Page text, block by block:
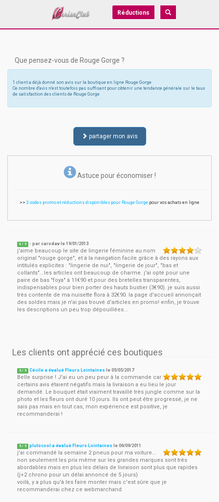
Réductions
Que pensez-vous de Rouge Gorge ?
1 client a déjà donné son avis sur la boutique en ligne Rouge Gorge
Ce nombre d'avis n'est toutefois pas suffisant pour obtenir une tendance générale sur le taux
de satisfaction des clients de Rouge Gorge
partager mon avis
Astuce pour économiser !
>> 3 codes promo et réductions disponibles pour Rouge Gorge pour vos achats en ligne
4 / 5 - parcarodav le19/01/2013
j'aime beaucoup le site de lingerie féminine au nom
original "rouge gorge", et à la navigation facile grâce à des rayons aux
intitulés explicites : "lingerie de nui", "lingerie de jour", "bas et
collants"...les articles ont beaucoup de charme. j'ai opté pour une
paire de bas "foya" à 11€90 et pour des bretelles transparentes,
indispensables pour bien porter des hauts bustier (3€90). je suis aussi
très contente de ma nuisette flora à 32€90. la page d'accueil annonçait
des soldes mais je n'ai pas trouvé d'articles en promo! enfin, je trouve
les descriptions un peu trop dépouillées...
Les clients ont apprécié ces boutiques
5 / 5 Cécile a évalué Fleurs Lointaines le05/05/2017
Belle surprise ! J'ai eu un peu peur à la commande car
certains avis étaient négatifs mais la livraison a eu lieu le jour
demandé. Le bouquet était vraiment travaillé très jungle comme sur la
photo et les fleurs ont duré 10 jours. Ils ont peut être progressé, je ne
sais pas mais en tout cas, mon expérience est positive, je
recommanderai !
5 / 5 plutocool a évalué Fleurs Lointaines le06/09/2011
j'ai commandé la semaine 2 pneus pour ma voiture...
non seulement les prix même sur les grandes marques sont très
abordables mais en plus les délais de livraison sont plus que rapides
(j+2 chrono pour un délai annoncé de 5 jours)
voilà, y a plus qu'à les faire monter mais c'est sûre que je
recommanderai chez ce webmarchand